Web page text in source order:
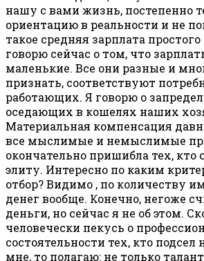
нашу с вами жизнь, постепенно
ориентацию в реальности и не
такое средняя зарплата
говорю сейчас о том, что
маленькие. Все они разные и
признать, соответствуют
работающих. Я говорю о
оседающих в кошелях наших
Материальная компенсация
все мыслимые и немыслимые
окончательно пришибла тех, кто
элиту. Интересно по каким
отбор? Видимо , по количеству
денег вообще. Конечно, негоже
деньги, но сейчас я не об этом.
человечески пекусь о
состоятельности тех, кто подсел
мне, то полагаю: не только